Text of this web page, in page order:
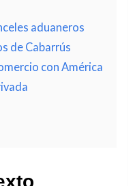
aduaneros
de Cabarrús
con América